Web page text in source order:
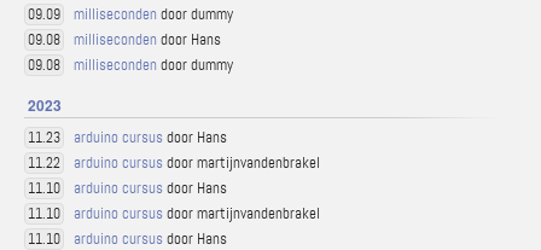
09.09 milliseconden door dummy
09.08 milliseconden door Hans
09.08 milliseconden door dummy
2023
11.23 arduino cursus door Hans
11.22 arduino cursus door martijnvandenbrakel
11.10 arduino cursus door Hans
11.10 arduino cursus door martijnvandenbrakel
11.10 arduino cursus door Hans